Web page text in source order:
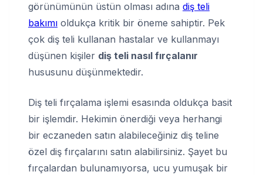
görünümünün üstün olması adına diş teli
bakımı oldukça kritik bir öneme sahiptir. Pek
çok diş teli kullanan hastalar ve kullanmayı
düşünen kişiler diş teli nasıl fırçalanır
hususunu düşünmektedir.
Diş teli fırçalama işlemi esasında oldukça basit
bir işlemdir. Hekimin önerdiği veya herhangi
bir eczaneden satın alabileceğiniz diş teline
özel diş fırçalarını satın alabilirsiniz. Şayet bu
fırçalardan bulunamıyorsa, ucu yumuşak bir